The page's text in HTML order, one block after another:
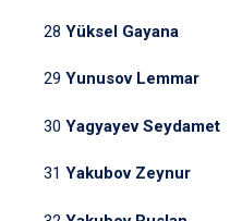
28 Yüksel Gayana
29 Yunusov Lemmar
30 Yagyayev Seydamet
31 Yakubov Zeynur